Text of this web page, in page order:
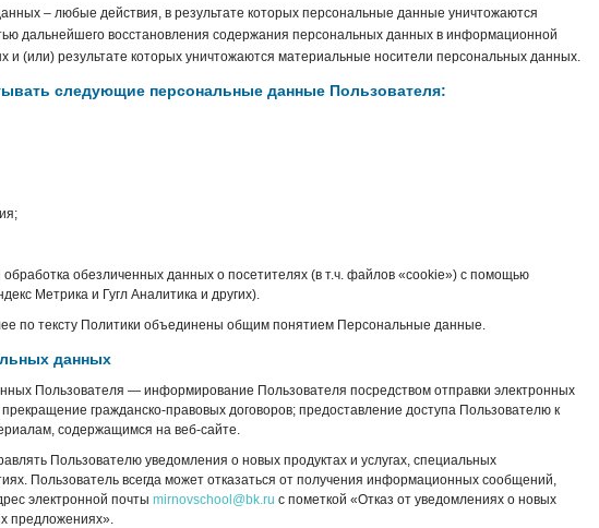
– любые действия, в результате которых персональные данные уничтожаются
дальнейшего восстановления содержания персональных данных в информационной
и (или) результате которых уничтожаются материальные носители персональных данных.
следующие персональные данные Пользователя:
обработка обезличенных данных о посетителях (в т.ч. файлов «cookie») с помощью
Метрика и Гугл Аналитика и других).
по тексту Политики объединены общим понятием Персональные данные.
данных
Пользователя — информирование Пользователя посредством отправки электронных
гражданско-правовых договоров; предоставление доступа Пользователю к
содержащимся на веб-сайте.
Пользователю уведомления о новых продуктах и услугах, специальных
Пользователь всегда может отказаться от получения информационных сообщений,
электронной почты mirnovschool@bk.ru с пометкой «Отказ от уведомлениях о новых
предложениях».